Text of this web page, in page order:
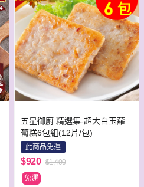
五星御廚 精選集-超大白玉蘿
蔔糕6包組(12片/包)
此商品免運
$920 $1,400
免運